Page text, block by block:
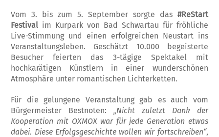
Vom 3. bis zum 5. September sorgte das #ReStart
Festival im Kurpark von Bad Schwartau für fröhliche
Live-Stimmung und einen erfolgreichen Neustart ins
Veranstaltungsleben. Geschätzt 10.000 begeisterte
Besucher feierten das 3-tägige Spektakel mit
hochkarätigen Künstlern in einer wunderschönen
Atmosphäre unter romantischen Lichterketten.
Für die gelungene Veranstaltung gab es auch vom
Bürgermeister Bestnoten: „Nicht zuletzt Dank der
Kooperation mit OXMOX war für jede Generation etwas
dabei. Diese Erfolgsgeschichte wollen wir fortschreiben“,